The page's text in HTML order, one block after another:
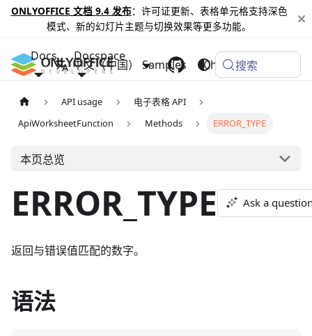
ONLYOFFICE 文档 9.4 发布：许可证更新、表格单元格支持深色
模式、新的幻灯片主题与切换效果等更多功能。
Docs Docspace
Samples Changelog
中文（中国） 搜索
API usage
电子表格 API
ApiWorksheetFunction
Methods ERROR_TYPE
本页总览
ERROR_TYPE Ask a
返回与错误值匹配的数字。
语法